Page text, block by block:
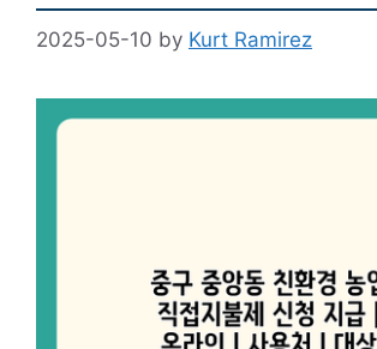
2025-05-10 by Kurt Ramirez